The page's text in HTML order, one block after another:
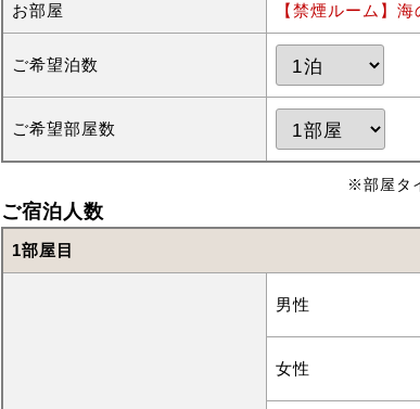
お部屋 【禁煙ルーム】
ご希望泊数
ご希望部屋数
※部屋タ
ご宿泊人数
1部屋目
男性
女性